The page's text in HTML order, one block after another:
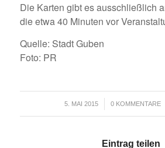
Die Karten gibt es ausschließlich
die etwa 40 Minuten vor
Quelle: Stadt Guben
Foto: PR
5. MAI 2015
/ 0 KOMMENTARE
/
Eintrag teilen